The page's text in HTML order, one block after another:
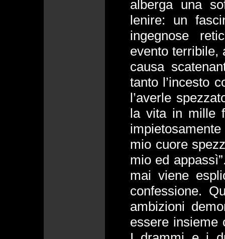
alberga una
lenire: un
ingegnose
evento terribile,
causa
tanto l’incesto
l’averle
la vita in mille
mio cuore
mio ed
mai viene
confessione.
ambizioni
essere insieme